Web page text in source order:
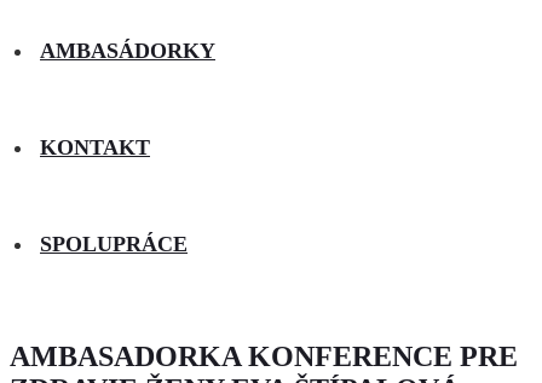
AMBASÁDORKY
KONTAKT
SPOLUPRÁCE
AMBASADORKA KONFERENCE PRE